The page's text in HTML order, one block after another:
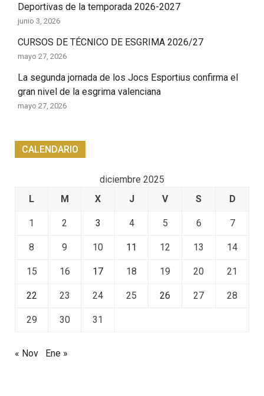
Deportivas de la temporada 2026-2027
junio 3, 2026
CURSOS DE TÉCNICO DE ESGRIMA 2026/27
mayo 27, 2026
La segunda jornada de los Jocs Esportius confirma el
gran nivel de la esgrima valenciana
mayo 27, 2026
CALENDARIO
diciembre 2025
L
M X J V S D
1 2 3 4 5 6 7
8 9 10 11 12 13 14
15 16 17 18 19 20 21
22 23 24 25 26 27 28
29 30 31
« Nov Ene »